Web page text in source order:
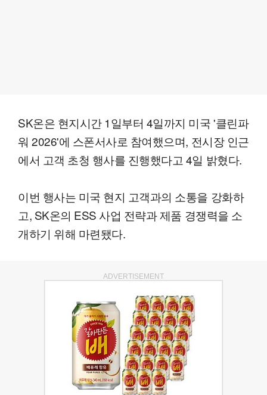
SK온은 현지시간 1일부터 4일까지 미국 '클린파
워 2026'에 스폰서사로 참여했으며, 전시장 인근
에서 고객 초청 행사를 진행했다고 4일 밝혔다.
이번 행사는 미국 현지 고객과의 소통을 강화하
고, SK온의 ESS 사업 전략과 제품 경쟁력을 소
개하기 위해 마련됐다.
ADVERTISEMENT